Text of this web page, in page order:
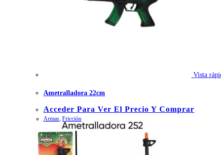
Vista
Ametralladora 22cm
Acceder Para Ver El Precio Y Comprar
Armas, Fricción